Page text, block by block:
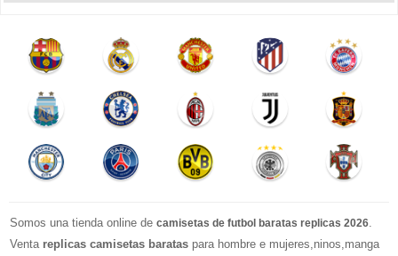
Somos una tienda online de camisetas de futbol baratas replicas 2026
Venta replicas camisetas baratas para hombre e mujeres,ninos,manga